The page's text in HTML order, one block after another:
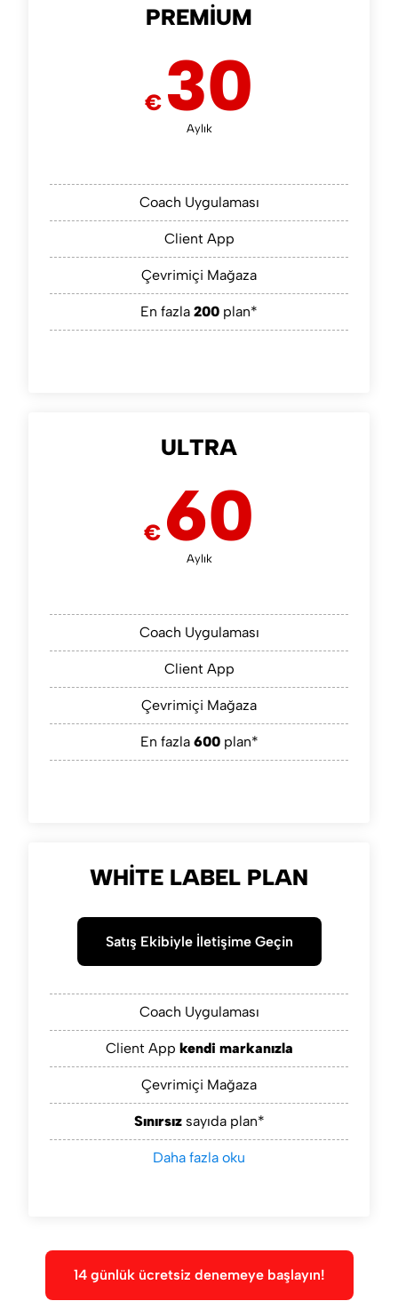
PREMIUM
€ 30
Aylık
Coach Uygulaması
Client App
Çevrimiçi Mağaza
En fazla 200 plan*
ULTRA
€ 60
Aylık
Coach Uygulaması
Client App
Çevrimiçi Mağaza
En fazla 600plan*
WHITE LABEL PLAN
Satış Ekibiyle İletişime Geçin
Coach Uygulaması
Client App kendi markanızla
Çevrimiçi Mağaza
Sınırsızsayıda plan*
Daha fazla oku
14 günlük ücretsiz denemeye başlayın!